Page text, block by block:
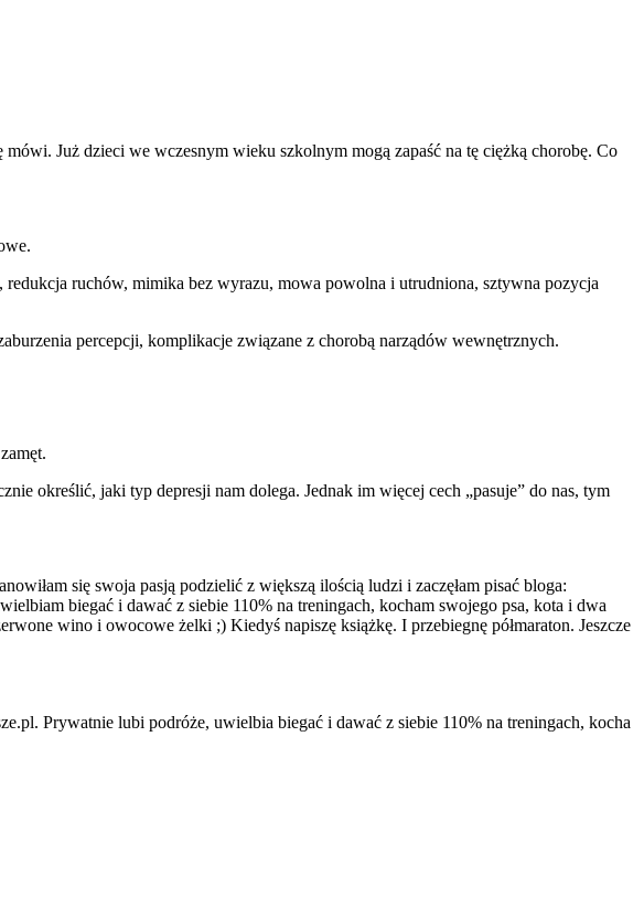
Już dzieci we wczesnym wieku szkolnym mogą zapaść na tę ciężką chorobę. Co
ruchów, mimika bez wyrazu, mowa powolna i utrudniona, sztywna pozycja
percepcji, komplikacje związane z chorobą narządów wewnętrznych.
określić, jaki typ depresji nam dolega. Jednak im więcej cech „pasuje” do nas, tym
się swoja pasją podzielić z większą ilością ludzi i zaczęłam pisać bloga:
biegać i dawać z siebie 110% na treningach, kocham swojego psa, kota i dwa
wino i owocowe żelki ;) Kiedyś napiszę książkę. I przebiegnę półmaraton. Jeszcze
Prywatnie lubi podróże, uwielbia biegać i dawać z siebie 110% na treningach, kocha